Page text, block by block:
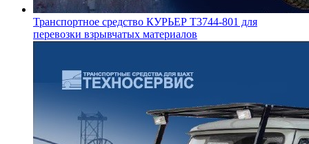
Транспортное средство КУРЬЕР Т3744-801 для
перевозки взрывчатых материалов